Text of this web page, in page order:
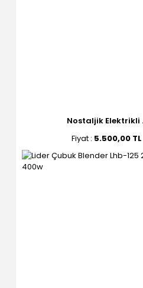
Nostaljik Elektrikli
Fiyat : 5.500,00 TL